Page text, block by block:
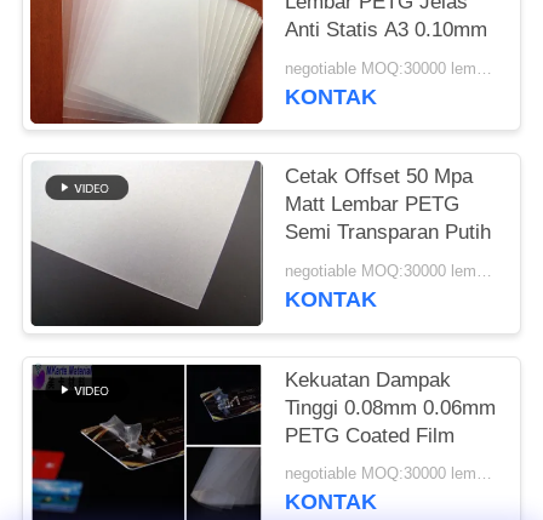
POLICY
Anti Statis A3 0.10mm
negotiable MOQ:30000 lembar atau 2 ton
KONTAK
Cetak Offset 50 Mpa
Matt Lembar PETG
Semi Transparan Putih
negotiable MOQ:30000 lembar atau 2 ton
KONTAK
Kekuatan Dampak
Tinggi 0.08mm 0.06mm
PETG Coated Film
negotiable MOQ:30000 lembar atau 2 ton
KONTAK